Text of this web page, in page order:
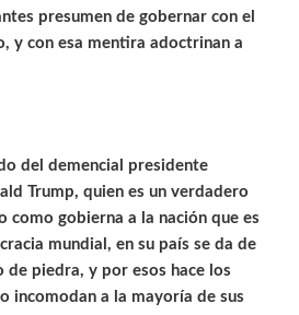
presumen de gobernar con el
y con esa mentira adoctrinan a
del demencial presidente
Trump, quien es un verdadero
como gobierna a la nación que es
mundial, en su país se da de
de piedra, y por esos hace los
incomodan a la mayoría de sus